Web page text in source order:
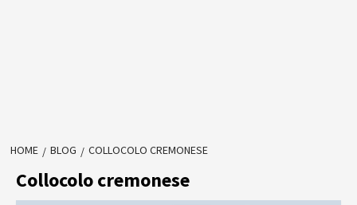
HOME BLOG COLLOCOLO CREMONESE
Collocolo cremonese